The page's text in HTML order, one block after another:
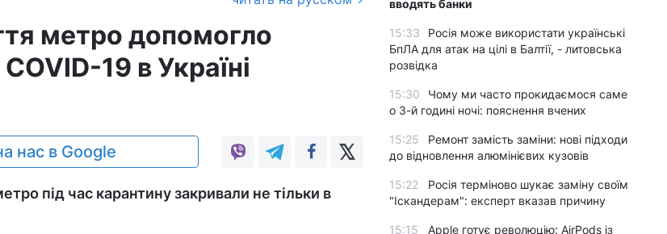
метро допомогло
19 в Україні
нас в Google
під час карантину закривали не тільки в
вводять банки
15:33
Росія може використати українські
БпЛА для атак на цілі в Балтії, - литовська
розвідка
15:30
Чому ми часто прокидаємося саме
о 3-й годині ночі: пояснення вчених
15:25
Ремонт замість заміни: нові підходи
до відновлення алюмінієвих кузовів
15:22
Росія терміново шукає заміну своїм
"Іскандерам": експерт вказав причину
15:15
Apple готує революцію: AirPods із